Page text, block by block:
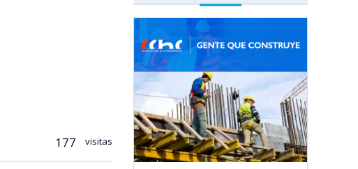
177 visitas